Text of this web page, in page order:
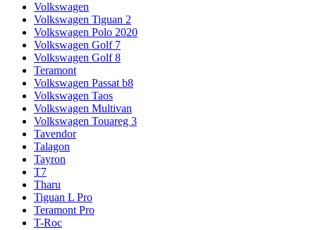
Volkswagen
Volkswagen Tiguan 2
Volkswagen Polo 2020
Volkswagen Golf 7
Volkswagen Golf 8
Teramont
Volkswagen Passat b8
Volkswagen Taos
Volkswagen Multivan
Volkswagen Touareg 3
Tavendor
Talagon
Tayron
T7
Tharu
Tiguan L Pro
Teramont Pro
T-Roc